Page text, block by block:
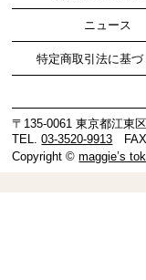
ニュース
特定商取引法に基
〒135-0061 東京都江東
TEL.03-3520-9913
Copyright ©maggie’s